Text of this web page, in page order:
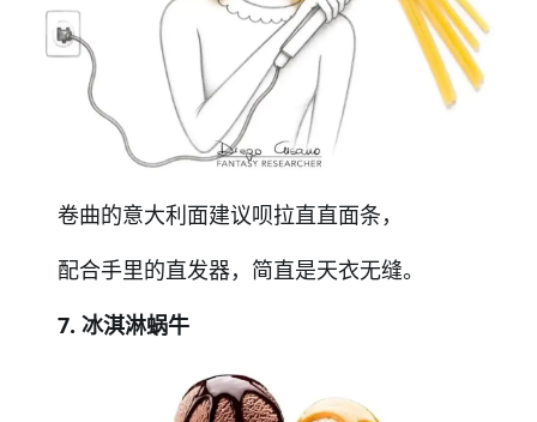
卷曲的意大利面建议呗拉直直面条，
配合手里的直发器，简直是天衣无缝。
7. 冰淇淋蜗牛